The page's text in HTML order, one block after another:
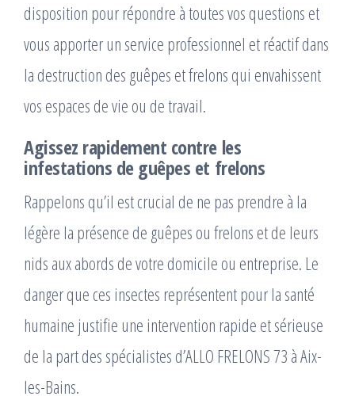
disposition pour répondre à toutes vos questions et
vous apporter un service professionnel et réactif dans
la destruction des guêpes et frelons qui envahissent
vos espaces de vie ou de travail.
Agissez rapidement contre les
infestations de guêpes et frelons
Rappelons qu’il est crucial de ne pas prendre à la
légère la présence de guêpes ou frelons et de leurs
nids aux abords de votre domicile ou entreprise. Le
danger que ces insectes représentent pour la santé
humaine justifie une intervention rapide et sérieuse
de la part des spécialistes d’ALLO FRELONS 73 à Aix-
les-Bains.